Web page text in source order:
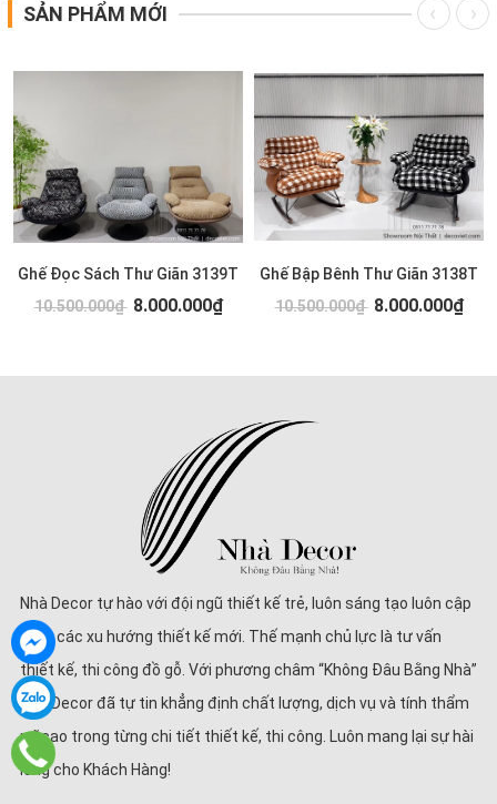
SẢN PHẨM MỚI
Ghế Đọc Sách Thư Giãn 3139T
10.500.000₫ 8.000.000₫
Ghế Bập Bênh Thư Giãn 3138T
10.500.000₫ 8.000.000₫
Nhà Decor tự hào với đội ngũ thiết kế trẻ, luôn sáng tạo luôn cập
nhật các xu hướng thiết kế mới. Thế mạnh chủ lực là tư vấn
thiết kế, thi công đồ gỗ. Với phương châm “Không Đâu Bằng Nhà”
Nhà Decor đã tự tin khẳng định chất lượng, dịch vụ và tính thẩm
mĩ cao trong từng chi tiết thiết kế, thi công. Luôn mang lại sự hài
lòng cho Khách Hàng!